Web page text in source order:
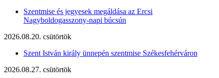
Szentmise és jegyesek megáldása az Ercsi
Nagyboldogasszony-napi búcsún
2026.08.20. csütörtök
Szent István király ünnepén szentmise Székesfehérváron
2026.08.27. csütörtök